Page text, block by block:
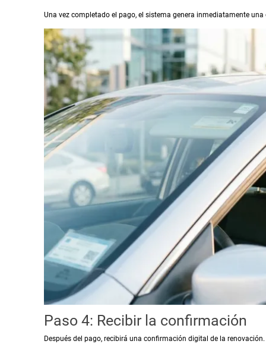
Una vez completado el pago, el sistema genera inmediatamente
Paso 4: Recibir la confirmación
Después del pago, recibirá una confirmación digital de la